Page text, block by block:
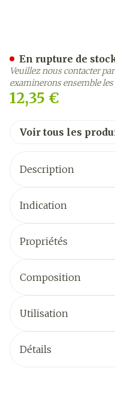
12,35 €
En rupture de
Veuillez nous contacter
examinerons ensemble
Voir tous les
Description
Indication
Propriétés
Composition
Utilisation
Détails